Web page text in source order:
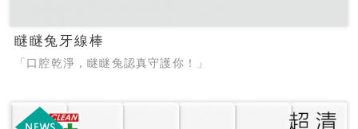
瞇瞇兔牙線棒
「口腔乾淨，瞇瞇兔認真守護你！」